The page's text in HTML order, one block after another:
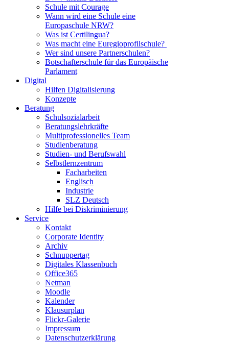
Schule mit Courage
Wann wird eine Schule eine
Europaschule NRW?
Was ist Certilingua?
Was macht eine Euregioprofilschule?
Wer sind unsere Partnerschulen?
Botschafterschule für das Europäische
Parlament
Digital
Hilfen Digitalisierung
Konzepte
Beratung
Schulsozialarbeit
Beratungslehrkräfte
Multiprofessionelles Team
Studienberatung
Studien- und Berufswahl
Selbstlernzentrum
Facharbeiten
Englisch
Industrie
SLZ Deutsch
Hilfe bei Diskriminierung
Service
Kontakt
Corporate Identity
Archiv
Schnuppertag
Digitales Klassenbuch
Office365
Netman
Moodle
Kalender
Klausurplan
Flickr-Galerie
Impressum
Datenschutzerklärung